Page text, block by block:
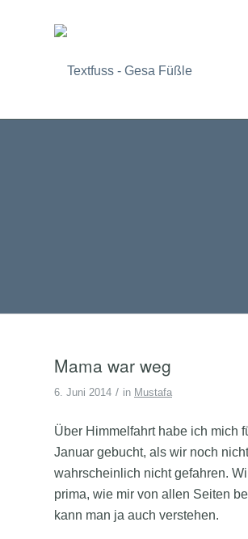
Mama war weg
6. Juni 2014 / in Mustafa
Über Himmelfahrt habe ich mich
Januar gebucht, als wir noch
wahrscheinlich nicht gefahren.
prima, wie mir von allen Seiten
kann man ja auch verstehen.